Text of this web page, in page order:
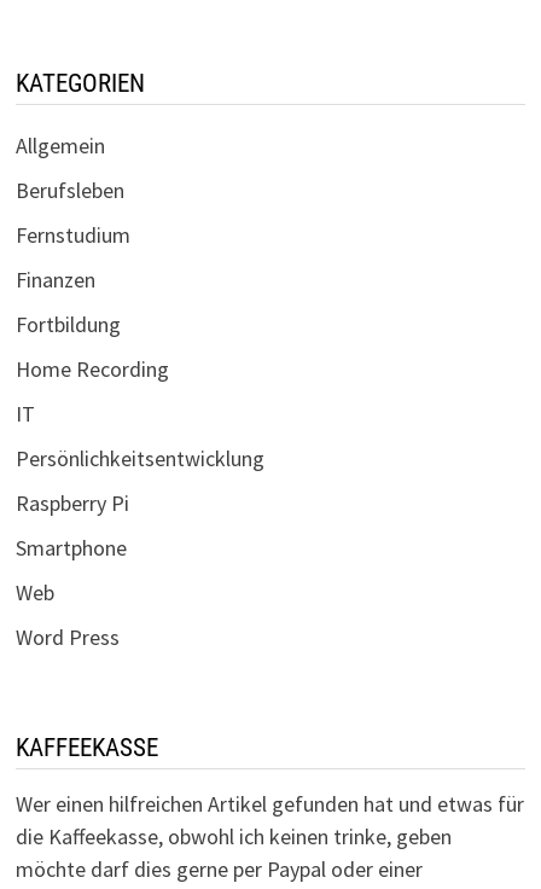
KATEGORIEN
Allgemein
Berufsleben
Fernstudium
Finanzen
Fortbildung
Home Recording
IT
Persönlichkeitsentwicklung
Raspberry Pi
Smartphone
Web
Word Press
KAFFEEKASSE
Wer einen hilfreichen Artikel gefunden hat und etwas für
die Kaffeekasse, obwohl ich keinen trinke, geben
möchte darf dies gerne per Paypal oder einer